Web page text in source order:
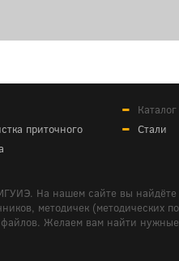
приточного
Стали
На нашем сайте вы
методичек (методических
Желаем вам найти